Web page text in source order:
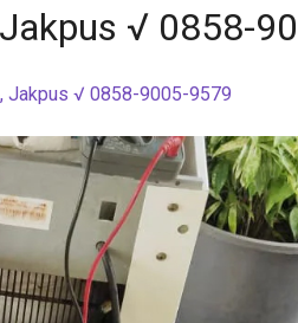
√ 0858-
Jakpus √ 0858-9005-9579